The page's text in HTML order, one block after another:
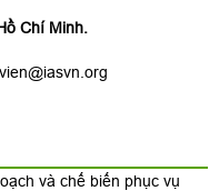
Chí Minh.
và chế biến phục vụ